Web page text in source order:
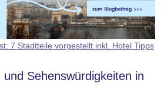
7 Stadtteile vorgestellt inkl. Hotel Tipps
Sehenswürdigkeiten in